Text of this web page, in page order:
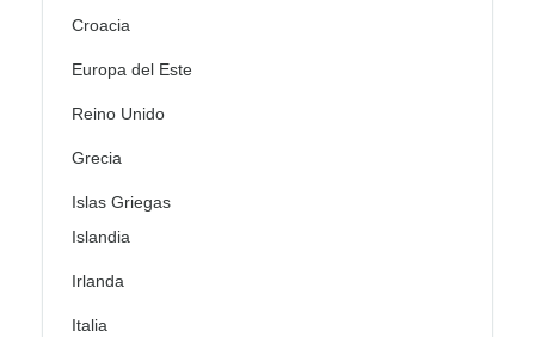
Croacia
Europa del Este
Reino Unido
Grecia
Islas Griegas
Islandia
Irlanda
Italia